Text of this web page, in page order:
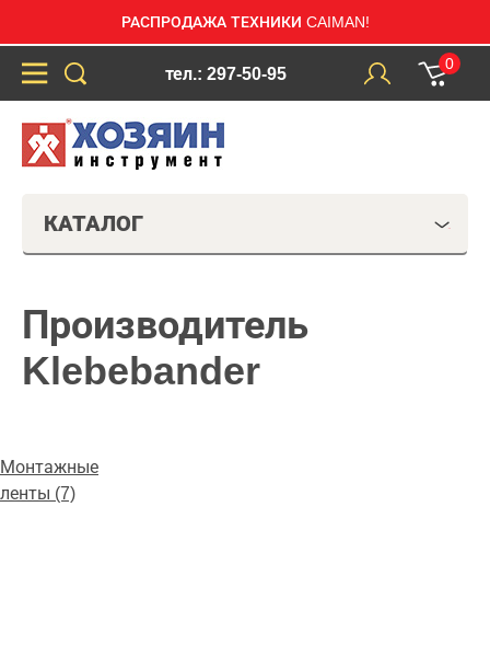
РАСПРОДАЖА ТЕХНИКИ CAIMAN!
тел.: 297-50-95
0
КАТАЛОГ
Производитель
Klebebander
Монтажные
ленты (7)